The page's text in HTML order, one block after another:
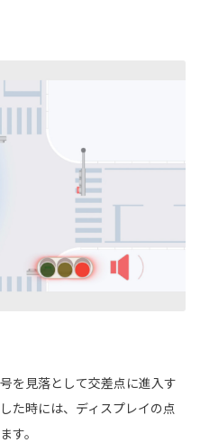
を見落として交差点に進入す
た時には、ディスプレイの点
す。